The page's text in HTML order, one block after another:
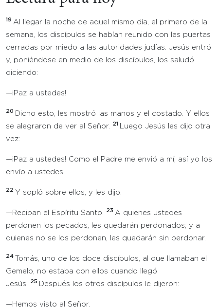
19 Al llegar la noche de aquel mismo día, el primero de la
semana, los discípulos se habían reunido con las puertas
cerradas por miedo a las autoridades judías. Jesús entró
y, poniéndose en medio de los discípulos, los saludó
diciendo:
—¡Paz a ustedes!
20
Dicho esto, les mostró las manos y el costado. Y ellos
se alegraron de ver al Señor.
21
Luego Jesús les dijo otra
vez:
—¡Paz a ustedes! Como el Padre me envió a mí, así yo los
envío a ustedes.
22 Y sopló sobre ellos, y les dijo:
—Reciban el Espíritu Santo. 23 A quienes ustedes
perdonen los pecados, les quedarán perdonados; y a
quienes no se los perdonen, les quedarán sin perdonar.
24
Tomás, uno de los doce discípulos, al que llamaban el
Gemelo, no estaba con ellos cuando llegó
Jesús.
25 Después los otros discípulos le dijeron:
—Hemos visto al Señor.